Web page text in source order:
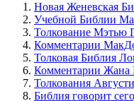
Новая Женевская
Учебной Библии
Толкование Мэтью
Комментарии
Толковая Библия
Комментарии Жана
Толкования
Библия говорит